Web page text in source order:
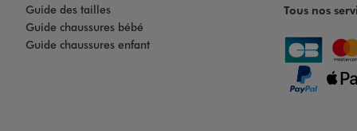
Guide des tailles
Guide chaussures bébé
Guide chaussures enfant
Tous nos